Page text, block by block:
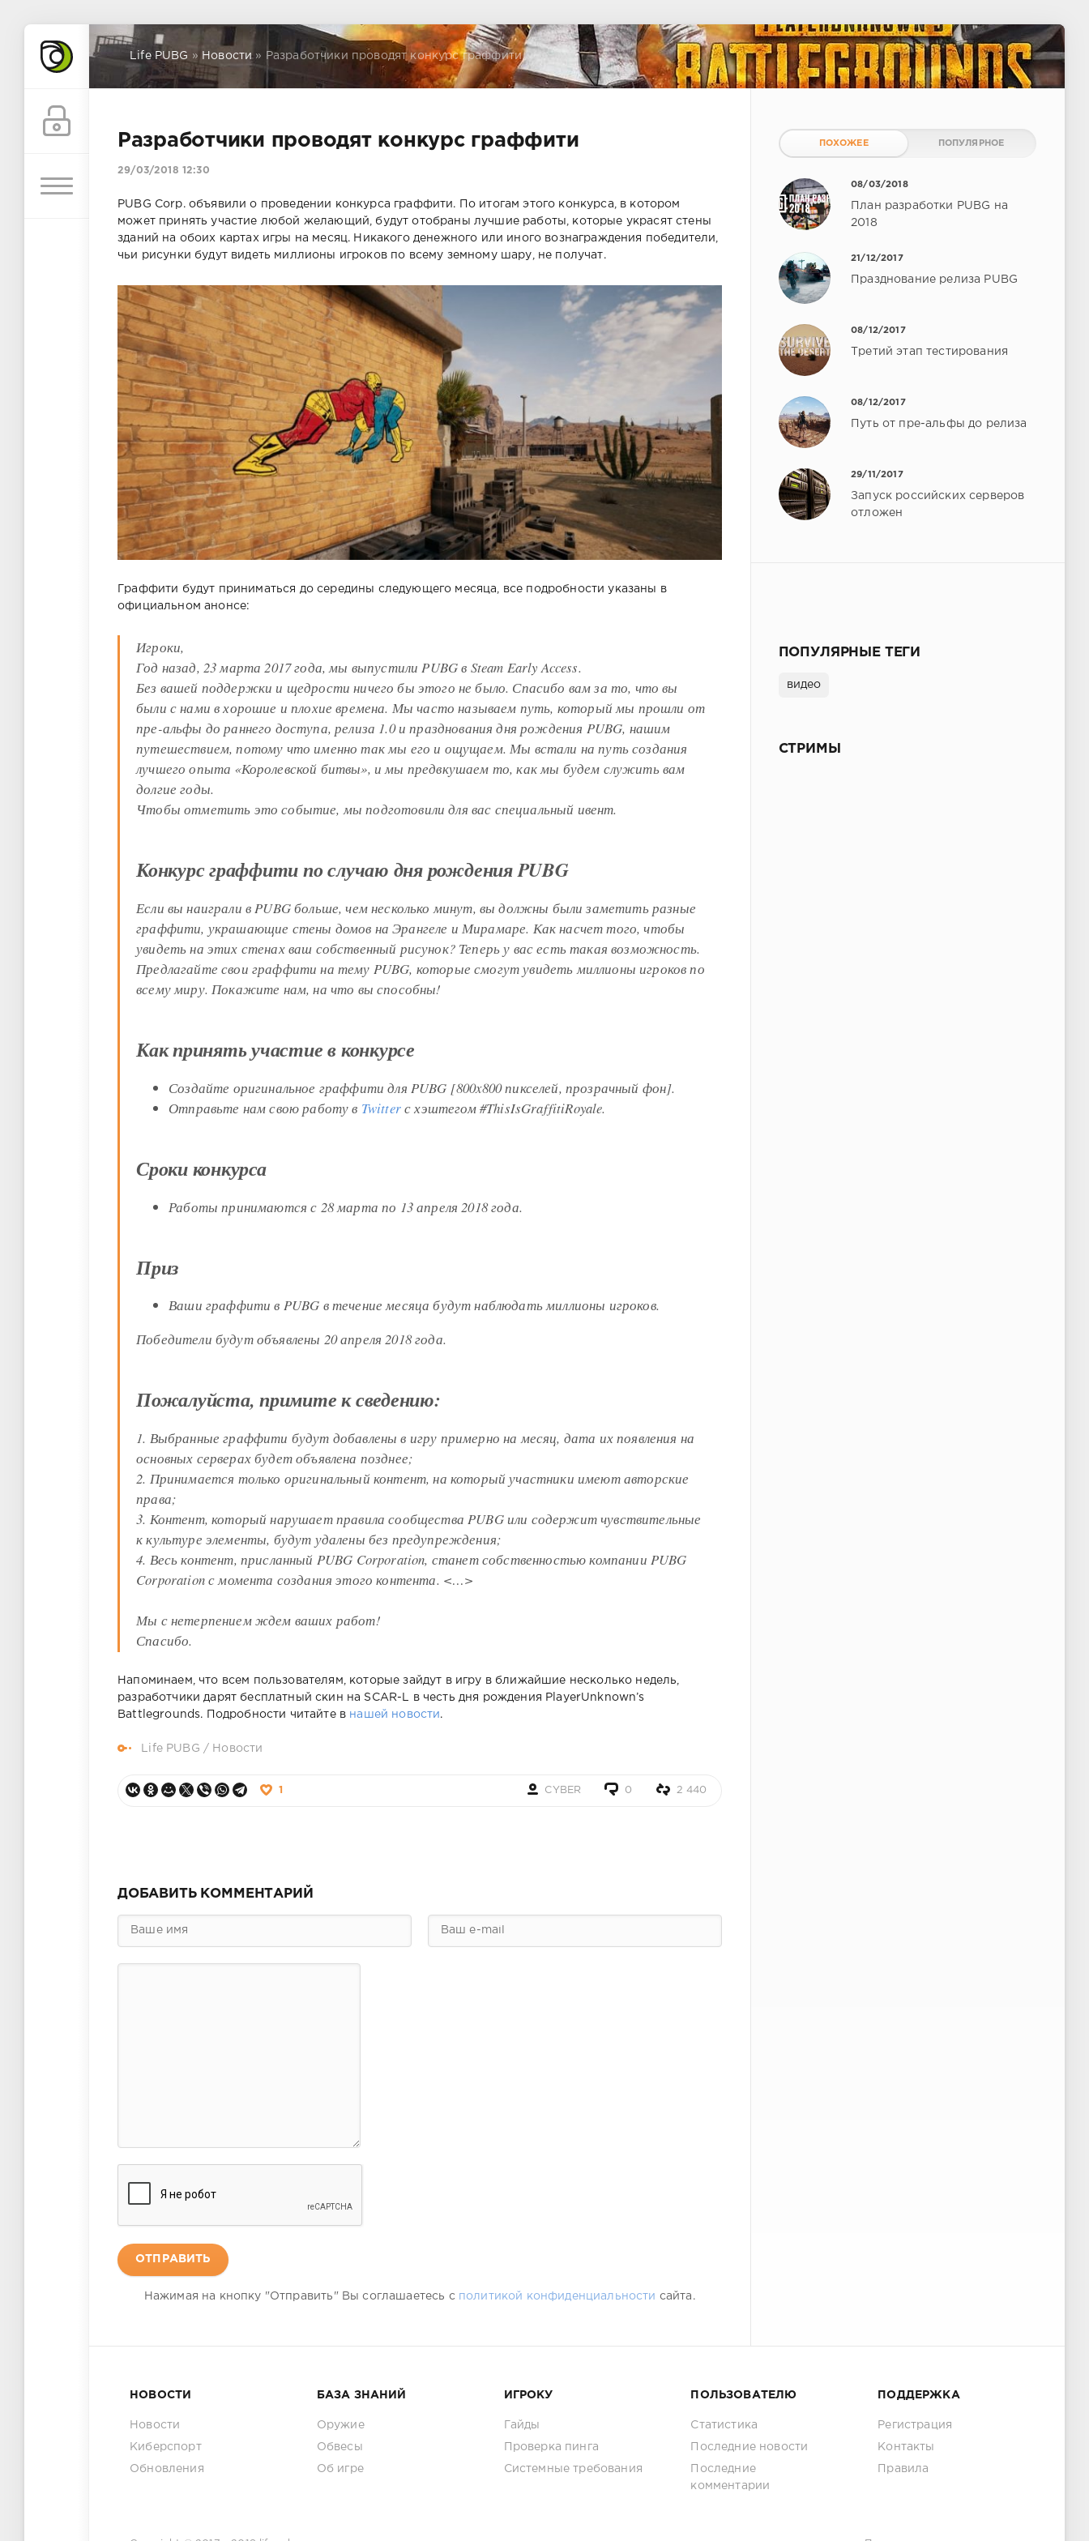
Life PUBG » Новости» Разработчики проводят конкурс граффити
Разработчики проводят конкурс граффити
29/03/2018 12:30
PUBG Corp. объявили о проведении конкурса граффити. По итогам этого конкурса, в котором
может принять участие любой желающий, будут отобраны лучшие работы, которые украсят стены
зданий на обоих картах игры на месяц. Никакого денежного или иного вознаграждения победители,
чьи рисунки будут видеть миллионы игроков по всему земному шару, не получат.
Граффити будут приниматься до середины следующего месяца, все подробности указаны в
официальном анонсе:
Игроки,
Год назад, 23 марта 2017 года, мы выпустили PUBG в Steam Early Access.
Без вашей поддержки и щедрости ничего бы этого не было. Спасибо вам за то, что вы
были с нами в хорошие и плохие времена. Мы часто называем путь, который мы прошли от
пре-альфы до раннего доступа, релиза 1.0 и празднования дня рождения PUBG, нашим
путешествием, потому что именно так мы его и ощущаем. Мы встали на путь создания
лучшего опыта «Королевской битвы», и мы предвкушаем то, как мы будем служить вам
долгие годы.
Чтобы отметить это событие, мы подготовили для вас специальный ивент.
Конкурс граффити по случаю дня рождения PUBG
Если вы наиграли в PUBG больше, чем несколько минут, вы должны были заметить разные
граффити, украшающие стены домов на Эрангеле и Мирамаре. Как насчет того, чтобы
увидеть на этих стенах ваш собственный рисунок? Теперь у вас есть такая возможность.
Предлагайте свои граффити на тему PUBG, которые смогут увидеть миллионы игроков по
всему миру. Покажите нам, на что вы способны!
Как принять участие в конкурсе
Создайте оригинальное граффити для PUBG [800x800 пикселей, прозрачный фон].
Отправьте нам свою работу в Twitterс хэштегом #ThisIsGraffitiRoyale.
Сроки конкурса
Работы принимаются с 28 марта по 13 апреля 2018 года.
Приз
Ваши граффити в PUBG в течение месяца будут наблюдать миллионы игроков.
Победители будут объявлены 20 апреля 2018 года.
Пожалуйста, примите к сведению:
1. Выбранные граффити будут добавлены в игру примерно на месяц, дата их появления на
основных серверах будет объявлена позднее;
2. Принимается только оригинальный контент, на который участники имеют авторские
права;
3. Контент, который нарушает правила сообщества PUBG или содержит чувствительные
к культуре элементы, будут удалены без предупреждения;
4. Весь контент, присланный PUBG Corporation, станет собственностью компании PUBG
Corporation с момента создания этого контента. <…>
Мы с нетерпением ждем ваших работ!
Спасибо.
Напоминаем, что всем пользователям, которые зайдут в игру в ближайшие несколько недель,
разработчики дарят бесплатный скин на SCAR-L в честь дня рождения PlayerUnknown’s
Battlegrounds. Подробности читайте в нашей новости .
Life PUBG / Новости
1 CYBER 0 2 440
ДОБАВИТЬ КОММЕНТАРИЙ
ОТПРАВИТЬ
Нажимая на кнопку "Отправить" Вы соглашаетесь с политикой конфиденциальности сайта.
ПОХОЖЕЕ ПОПУЛЯРНОЕ
08/03/2018
План разработки PUBG на
2018
21/12/2017
Празднование релиза PUBG
08/12/2017
Третий этап тестирования
08/12/2017
Путь от пре-альфы до релиза
29/11/2017
Запуск российских серверов
отложен
ПОПУЛЯРНЫЕ ТЕГИ
видео
СТРИМЫ
НОВОСТИ
Новости
Киберспорт
Обновления
БАЗА ЗНАНИЙ
Оружие
Обвесы
Об игре
ИГРОКУ
Гайды
Проверка пинга
Системные требования
ПОЛЬЗОВАТЕЛЮ
Статистика
Последние новости
Последние
комментарии
ПОДДЕРЖКА
Регистрация
Контакты
Правила